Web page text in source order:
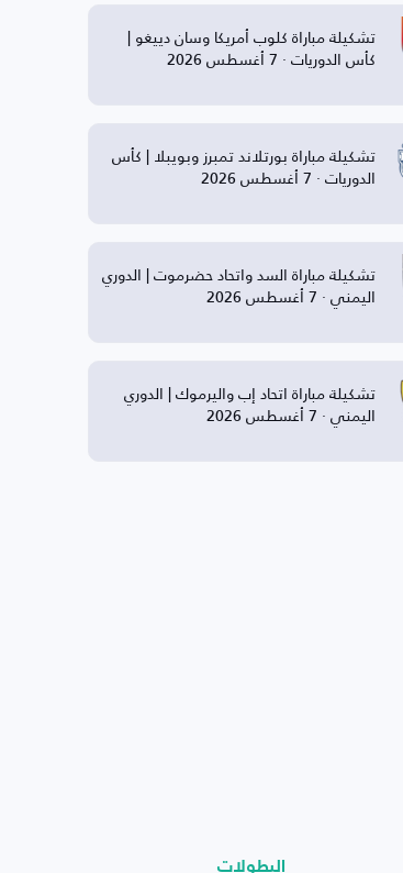
تشكيلة مباراة كلوب أمريكا وسان دييغو |
كأس الدوريات · 7 أغسطس 2026
تشكيلة مباراة بورتلاند تمبرز وبويبلا | كأس
الدوريات · 7 أغسطس 2026
تشكيلة مباراة السد واتحاد حضرموت | الدوري
اليمني · 7 أغسطس 2026
تشكيلة مباراة اتحاد إب واليرموك | الدوري
اليمني · 7 أغسطس 2026
البطولات